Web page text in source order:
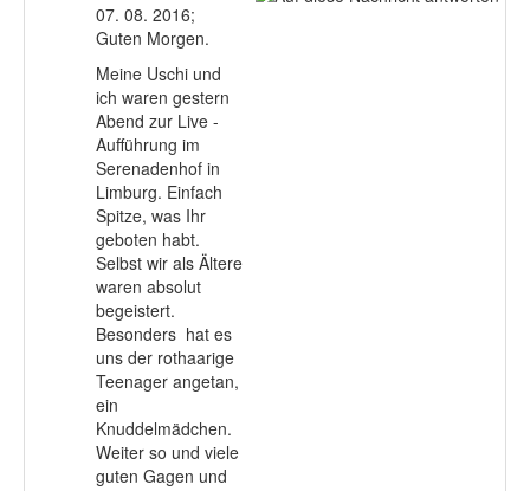
07. 08. 2016;
Guten Morgen.
Meine Uschi und
ich waren gestern
Abend zur Live -
Aufführung im
Serenadenhof in
Limburg. Einfach
Spitze, was Ihr
geboten habt.
Selbst wir als Ältere
waren absolut
begeistert.
Besonders hat es
uns der rothaarige
Teenager angetan,
ein
Knuddelmädchen.
Weiter so und viele
guten Gagen und